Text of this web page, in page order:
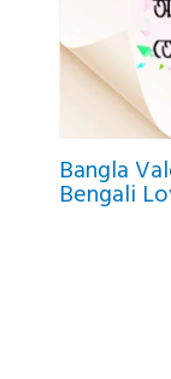
Bangla
Bengali